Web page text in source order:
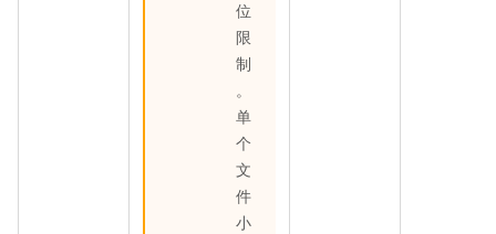
位
限
制
。
单
个
文
件
小